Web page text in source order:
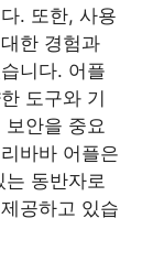
. 또한, 사용
한 경험과
니다. 어플
도구와 기
안을 중요
바바 어플은
동반자로
공하고 있습